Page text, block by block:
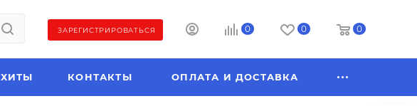
ЗАРЕГИСТРИРОВАТЬСЯ 0 0 0
ХИТЫ КОНТАКТЫ ОПЛАТА И ДОСТАВКА